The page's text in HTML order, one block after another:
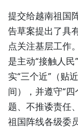
提交给越南祖国
告草案提出了具
点关注基层工作
是主动“接触人
实“三个近”（贴
间），并遵守“
题、不推诿责任
祖国阵线各级委